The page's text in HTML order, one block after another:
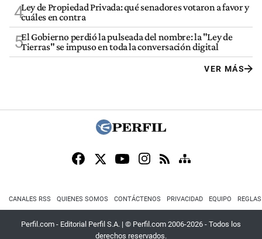
4Ley de Propiedad Privada: qué senadores votaron a favor y
cuáles en contra
5El Gobierno perdió la pulseada del nombre: la "Ley de
Tierras" se impuso en toda la conversación digital
VER MÁS
CANALES RSS QUIENES SOMOS CONTÁCTENOS PRIVACIDAD EQUIPO
Perfil.com - Editorial Perfil S.A. | © Perfil.com 2006-2026 - Todos los
derechos reservados.